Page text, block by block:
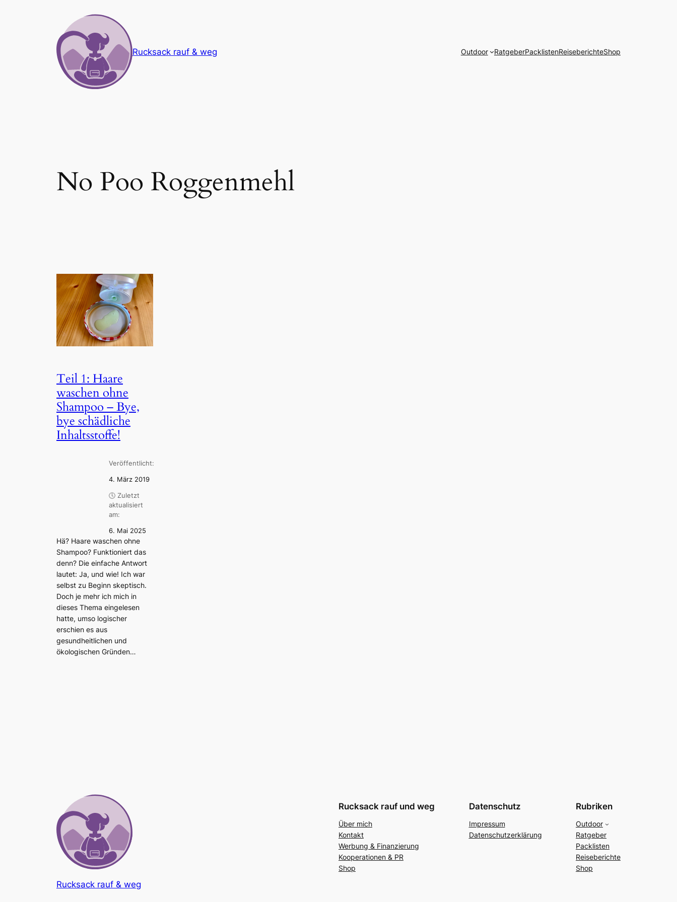
Rucksack rauf & weg
Outdoor RatgeberPacklistenReiseberichteShop
No Poo Roggenmehl
Teil 1: Haare
waschen ohne
Shampoo – Bye,
bye schädliche
Inhaltsstoffe!
Veröffentlicht:
4. März 2019
🕓 Zuletzt
aktualisiert
am:
6. Mai 2025
Hä? Haare waschen ohne
Shampoo? Funktioniert das
denn? Die einfache Antwort
lautet: Ja, und wie! Ich war
selbst zu Beginn skeptisch.
Doch je mehr ich mich in
dieses Thema eingelesen
hatte, umso logischer
erschien es aus
gesundheitlichen und
ökologischen Gründen…
Rucksack rauf & weg
Rucksack rauf und weg
Über mich
Kontakt
Werbung & Finanzierung
Kooperationen & PR
Shop
Datenschutz
Impressum
Datenschutzerklärung
Rubriken
Outdoor
Ratgeber
Packlisten
Reiseberichte
Shop